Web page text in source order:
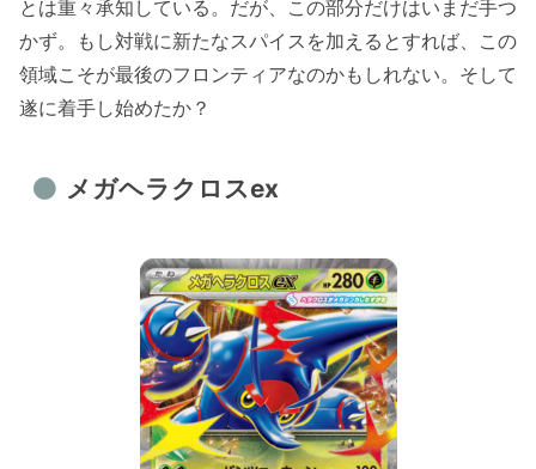
とは重々承知している。だが、この部分だけはいまだ手つ
かず。もし対戦に新たなスパイスを加えるとすれば、この
領域こそが最後のフロンティアなのかもしれない。そして
遂に着手し始めたか？
メガヘラクロスex